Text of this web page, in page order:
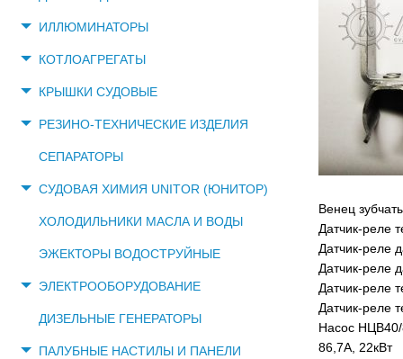
ИЛЛЮМИНАТОРЫ
КОТЛОАГРЕГАТЫ
КРЫШКИ СУДОВЫЕ
РЕЗИНО-ТЕХНИЧЕСКИЕ ИЗДЕЛИЯ
СЕПАРАТОРЫ
СУДОВАЯ ХИМИЯ UNITOR (ЮНИТОР)
ХОЛОДИЛЬНИКИ МАСЛА И ВОДЫ
ЭЖЕКТОРЫ ВОДОСТРУЙНЫЕ
ЭЛЕКТРООБОРУДОВАНИЕ
ДИЗЕЛЬНЫЕ ГЕНЕРАТОРЫ
ПАЛУБНЫЕ НАСТИЛЫ И ПАНЕЛИ
Венец
Датчик-реле
Датчик-реле
Датчик-реле
Датчик-реле
Датчик-реле
Насос
86,7А, 22кВт